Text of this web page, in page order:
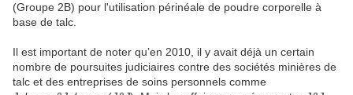
(Groupe 2B) pour l'utilisation périnéale de poudre corporelle à
base de talc.
Il est important de noter qu’en 2010, il y avait déjà un certain
nombre de poursuites judiciaires contre des sociétés minières de
talc et des entreprises de soins personnels comme